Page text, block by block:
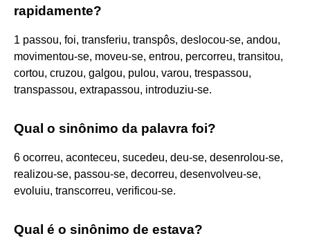
rapidamente?
1 passou, foi, transferiu, transpôs, deslocou-se, andou,
movimentou-se, moveu-se, entrou, percorreu, transitou,
cortou, cruzou, galgou, pulou, varou, trespassou,
transpassou, extrapassou, introduziu-se.
Qual o sinônimo da palavra foi?
6 ocorreu, aconteceu, sucedeu, deu-se, desenrolou-se,
realizou-se, passou-se, decorreu, desenvolveu-se,
evoluiu, transcorreu, verificou-se.
Qual é o sinônimo de estava?